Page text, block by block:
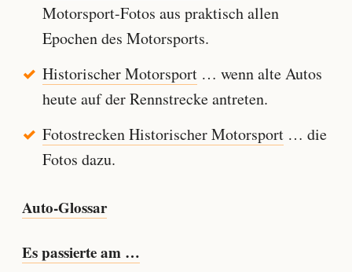
Motorsport-Fotos aus praktisch allen
Epochen des Motorsports.
Historischer Motorsport… wenn alte Autos
heute auf der Rennstrecke antreten.
Fotostrecken Historischer Motorsport… die
Fotos dazu.
Auto-Glossar
Es passierte am …